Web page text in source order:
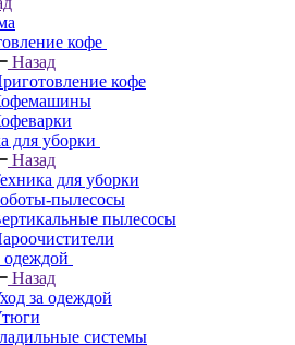
кофе
Назад
кофе
для уборки
Назад
для уборки
пылесосы
пылесосы
одеждой
Назад
за одеждой
системы